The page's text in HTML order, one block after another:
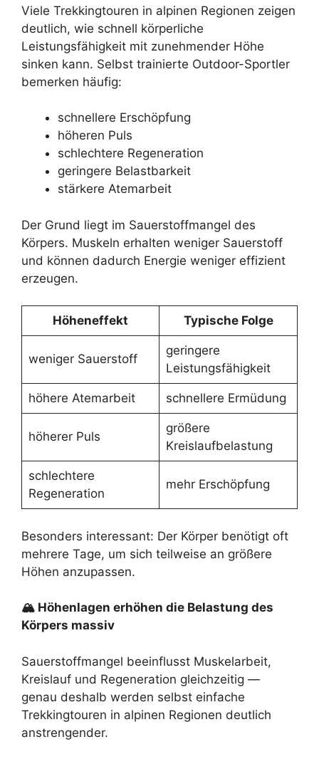
Viele Trekkingtouren in alpinen Regionen zeigen
deutlich, wie schnell körperliche
Leistungsfähigkeit mit zunehmender Höhe
sinken kann. Selbst trainierte Outdoor-Sportler
bemerken häufig:
schnellere Erschöpfung
höheren Puls
schlechtere Regeneration
geringere Belastbarkeit
stärkere Atemarbeit
Der Grund liegt im Sauerstoffmangel des
Körpers. Muskeln erhalten weniger Sauerstoff
und können dadurch Energie weniger effizient
erzeugen.
Höheneffekt Typische Folge
weniger Sauerstoff
geringere
Leistungsfähigkeit
höhere Atemarbeit schnellere Ermüdung
höherer Puls
größere
Kreislaufbelastung
schlechtere
Regeneration
mehr Erschöpfung
Besonders interessant: Der Körper benötigt oft
mehrere Tage, um sich teilweise an größere
Höhen anzupassen.
🏔 Höhenlagen erhöhen die Belastung des
Körpers massiv
Sauerstoffmangel beeinflusst Muskelarbeit,
Kreislauf und Regeneration gleichzeitig —
genau deshalb werden selbst einfache
Trekkingtouren in alpinen Regionen deutlich
anstrengender.